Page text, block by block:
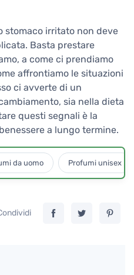
stomaco irritato non deve
Basta prestare
a come ci prendiamo
affrontiamo le situazioni
ci avverte di un
sia nella dieta
questi segnali è la
a lungo termine.
da uomo Profumi unisex